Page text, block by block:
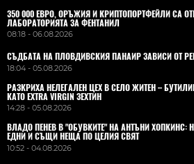
350 000 ЕВРО, ОРЪЖИЯ И КРИПТОПОРТФЕЙЛИ СА
ЛАБОРАТОРИЯТА ЗА ФЕНТАНИЛ
08:18 - 06.08.2026
СЪДБАТА НА ПЛОВДИВСКИЯ ПАНАИР ЗАВИСИ ОТ
18:04 - 05.08.2026
РАЗКРИХА НЕЛЕГАЛЕН ЦЕХ В СЕЛО ЖИТЕН –
КАТО EXTRA VIRGIN ЗЕХТИН
14:28 - 05.08.2026
ВЛАДO ПЕНЕВ В "ОБУВКИТЕ" НА АНТЪНИ ХОПКИНС:
ЕДНИ И СЪЩИ НЕЩА ПО ЦЕЛИЯ СВЯТ
10:52 - 04.08.2026